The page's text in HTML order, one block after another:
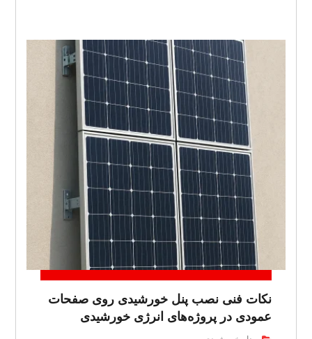
نکات فنی نصب پنل خورشیدی روی صفحات
عمودی در پروژه‌های انرژی خورشیدی